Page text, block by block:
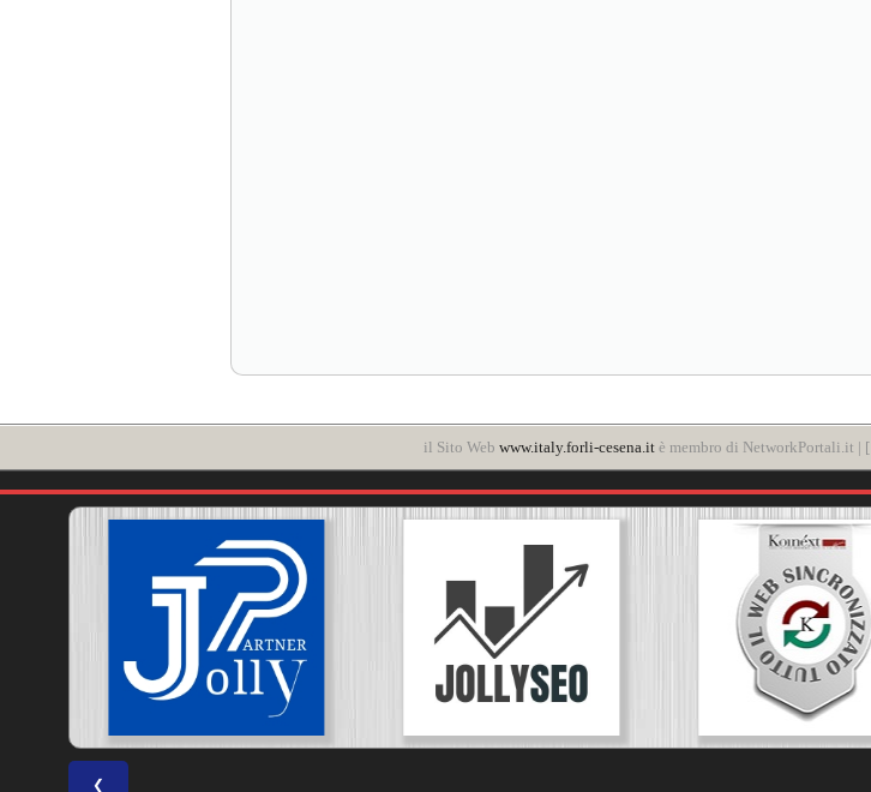
il Sito Web www.italy.forli-cesena.itè membro di NetworkPortali.it | [
❮